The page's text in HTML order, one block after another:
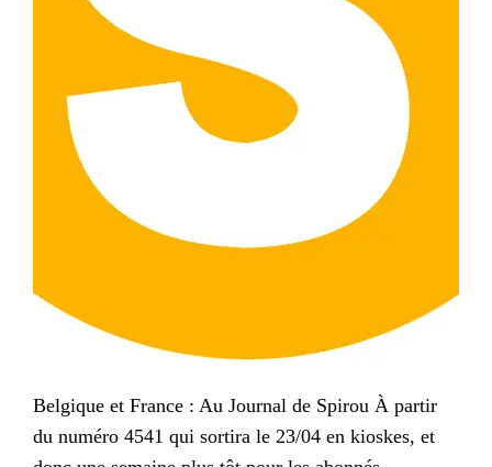
Belgique et France : Au Journal de Spirou À partir
du numéro 4541 qui sortira le 23/04 en kioskes, et